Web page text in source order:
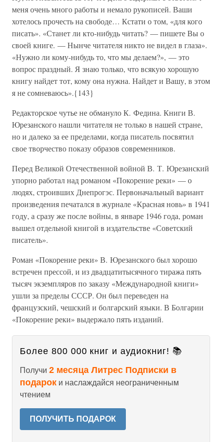
меня очень много работы и немало рукописей. Ваши
хотелось прочесть на свободе… Кстати о том, «для кого
писать». «Станет ли кто-нибудь читать? — пишете Вы о
своей книге. — Нынче читателя никто не видел в глаза».
«Нужно ли кому-нибудь то, что мы делаем?», — это
вопрос праздный. Я знаю только, что всякую хорошую
книгу найдет тот, кому она нужна. Найдет и Вашу, в этом
я не сомневаюсь».{143}
Редакторское чутье не обмануло К. Федина. Книги В.
Юрезанского нашли читателя не только в нашей стране,
но и далеко за ее пределами, когда писатель посвятил
свое творчество показу образов современников.
Перед Великой Отечественной войной В. Т. Юрезанский
упорно работал над романом «Покорение реки» — о
людях, строивших Днепрогэс. Первоначальный вариант
произведения печатался в журнале «Красная новь» в 1941
году, а сразу же после войны, в январе 1946 года, роман
вышел отдельной книгой в издательстве «Советский
писатель».
Роман «Покорение реки» В. Юрезанского был хорошо
встречен прессой, и из двадцатитысячного тиража пять
тысяч экземпляров по заказу «Международной книги»
ушли за пределы СССР. Он был переведен на
французский, чешский и болгарский языки. В Болгарии
«Покорение реки» выдержало пять изданий.
Более 800 000 книг и аудиокниг! 📚
Получи 2 месяца Литрес Подписки в
подарок и наслаждайся неограниченным
чтением
ПОЛУЧИТЬ ПОДАРОК